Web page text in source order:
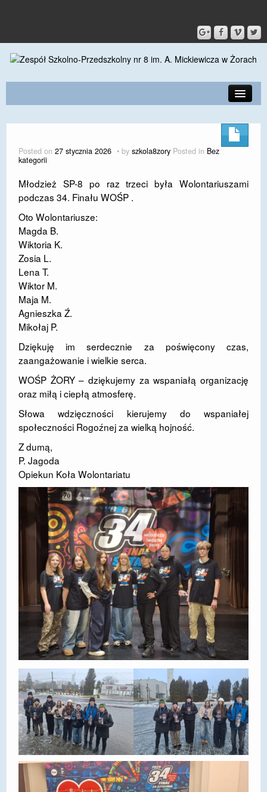
KONTAKT
DLA RODZICÓW I UCZNIÓW
DLA PRACOWNIKÓW
GALERIA
SPORT
DOSTĘPNOŚĆ
POLITYKA PRYWATNOŚCI
RODO
EGZAMIN ÓSMOKLASISTY
STANDARDY OCHRONY MAŁOLETNICH
PROJEKT ,,SZKOŁY Z JAKOŚCIĄ – ROZWÓJ
KSZTAŁCENIA OGÓLNEGO NA TERENIE MIASTA
ŻORY”
REKRUTACJA 2026/2027
mLegitymacja
Posted on 27 stycznia 2026 by szkola8zory Posted in Bez
kategorii
Młodzież SP-8 po raz trzeci była Wolontariuszami
podczas 34. Finału WOŚP .
Oto Wolontariusze:
Magda B.
Wiktoria K.
Zosia L.
Lena T.
Wiktor M.
Maja M.
Agnieszka Ź.
Mikołaj P.
Dziękuję im serdecznie za poświęcony czas,
zaangażowanie i wielkie serca.
WOŚP ŻORY – dziękujemy za wspaniałą organizację
oraz miłą i ciepłą atmosferę.
Słowa wdzięczności kierujemy do wspaniałej
społeczności Rogoźnej za wielką hojność.
Z dumą,
P. Jagoda
Opiekun Koła Wolontariatu